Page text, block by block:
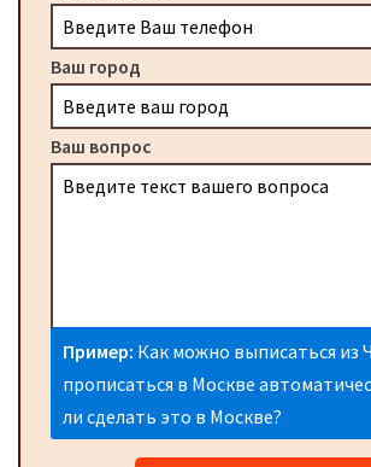
Ваш город
Ваш вопрос
Пример: Как можно выписаться из
прописаться в Москве
ли сделать это в Москве?